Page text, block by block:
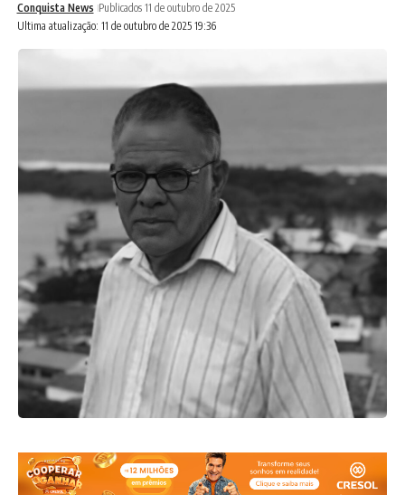
Ultima atualização: 11 de outubro de 2025 19:36
Conquista News Publicados 11 de outubro de 2025